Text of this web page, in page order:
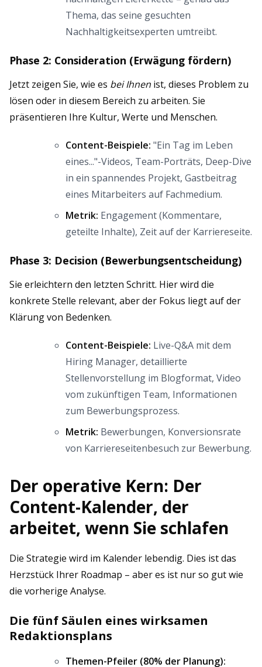
Thema, das seine gesuchten
Nachhaltigkeitsexperten umtreibt.
Phase 2: Consideration (Erwägung fördern)
Jetzt zeigen Sie, wie es bei Ihnen ist, dieses Problem zu
lösen oder in diesem Bereich zu arbeiten. Sie
präsentieren Ihre Kultur, Werte und Menschen.
Content-Beispiele: "Ein Tag im Leben
eines..."-Videos, Team-Porträts, Deep-Dive
in ein spannendes Projekt, Gastbeitrag
eines Mitarbeiters auf Fachmedium.
Metrik: Engagement (Kommentare,
geteilte Inhalte), Zeit auf der Karriereseite.
Phase 3: Decision (Bewerbungsentscheidung)
Sie erleichtern den letzten Schritt. Hier wird die
konkrete Stelle relevant, aber der Fokus liegt auf der
Klärung von Bedenken.
Content-Beispiele: Live-Q&A mit dem
Hiring Manager, detaillierte
Stellenvorstellung im Blogformat, Video
vom zukünftigen Team, Informationen
zum Bewerbungsprozess.
Metrik: Bewerbungen, Konversionsrate
von Karriereseitenbesuch zur Bewerbung.
Der operative Kern: Der
Content-Kalender, der
arbeitet, wenn Sie schlafen
Die Strategie wird im Kalender lebendig. Dies ist das
Herzstück Ihrer Roadmap – aber es ist nur so gut wie
die vorherige Analyse.
Die fünf Säulen eines wirksamen
Redaktionsplans
Themen-Pfeiler (80% der Planung):